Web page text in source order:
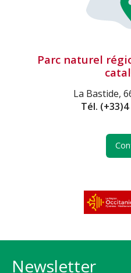
Parc naturel
La Bastide,
Tél. (+33)4
Newsletter